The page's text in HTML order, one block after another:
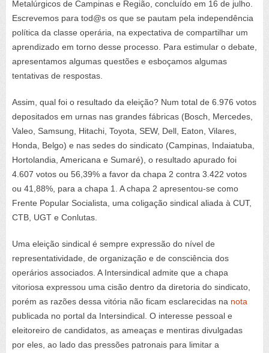
Metalúrgicos de Campinas e Região, concluído em 16 de julho.
Escrevemos para tod@s os que se pautam pela independência
política da classe operária, na expectativa de compartilhar um
aprendizado em torno desse processo. Para estimular o debate,
apresentamos algumas questões e esboçamos algumas
tentativas de respostas.
Assim, qual foi o resultado da eleição? Num total de 6.976 votos
depositados em urnas nas grandes fábricas (Bosch, Mercedes,
Valeo, Samsung, Hitachi, Toyota, SEW, Dell, Eaton, Vilares,
Honda, Belgo) e nas sedes do sindicato (Campinas, Indaiatuba,
Hortolandia, Americana e Sumaré), o resultado apurado foi
4.607 votos ou 56,39% a favor da chapa 2 contra 3.422 votos
ou 41,88%, para a chapa 1. A chapa 2 apresentou-se como
Frente Popular Socialista, uma coligação sindical aliada à CUT,
CTB, UGT e Conlutas.
Uma eleição sindical é sempre expressão do nível de
representatividade, de organização e de consciência dos
operários associados. A Intersindical admite que a chapa
vitoriosa expressou uma cisão dentro da diretoria do sindicato,
porém as razões dessa vitória não ficam esclarecidas na nota
publicada no portal da Intersindical. O interesse pessoal e
eleitoreiro de candidatos, as ameaças e mentiras divulgadas
por eles, ao lado das pressões patronais para limitar a